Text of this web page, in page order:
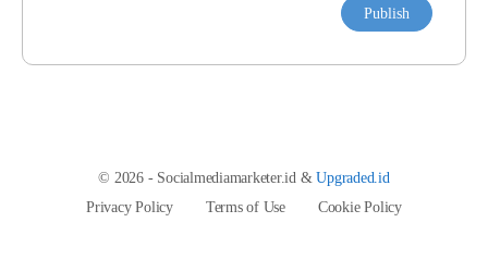
© 2026 - Socialmediamarketer.id &Upgraded.id
Privacy Policy
Terms of Use Cookie Policy